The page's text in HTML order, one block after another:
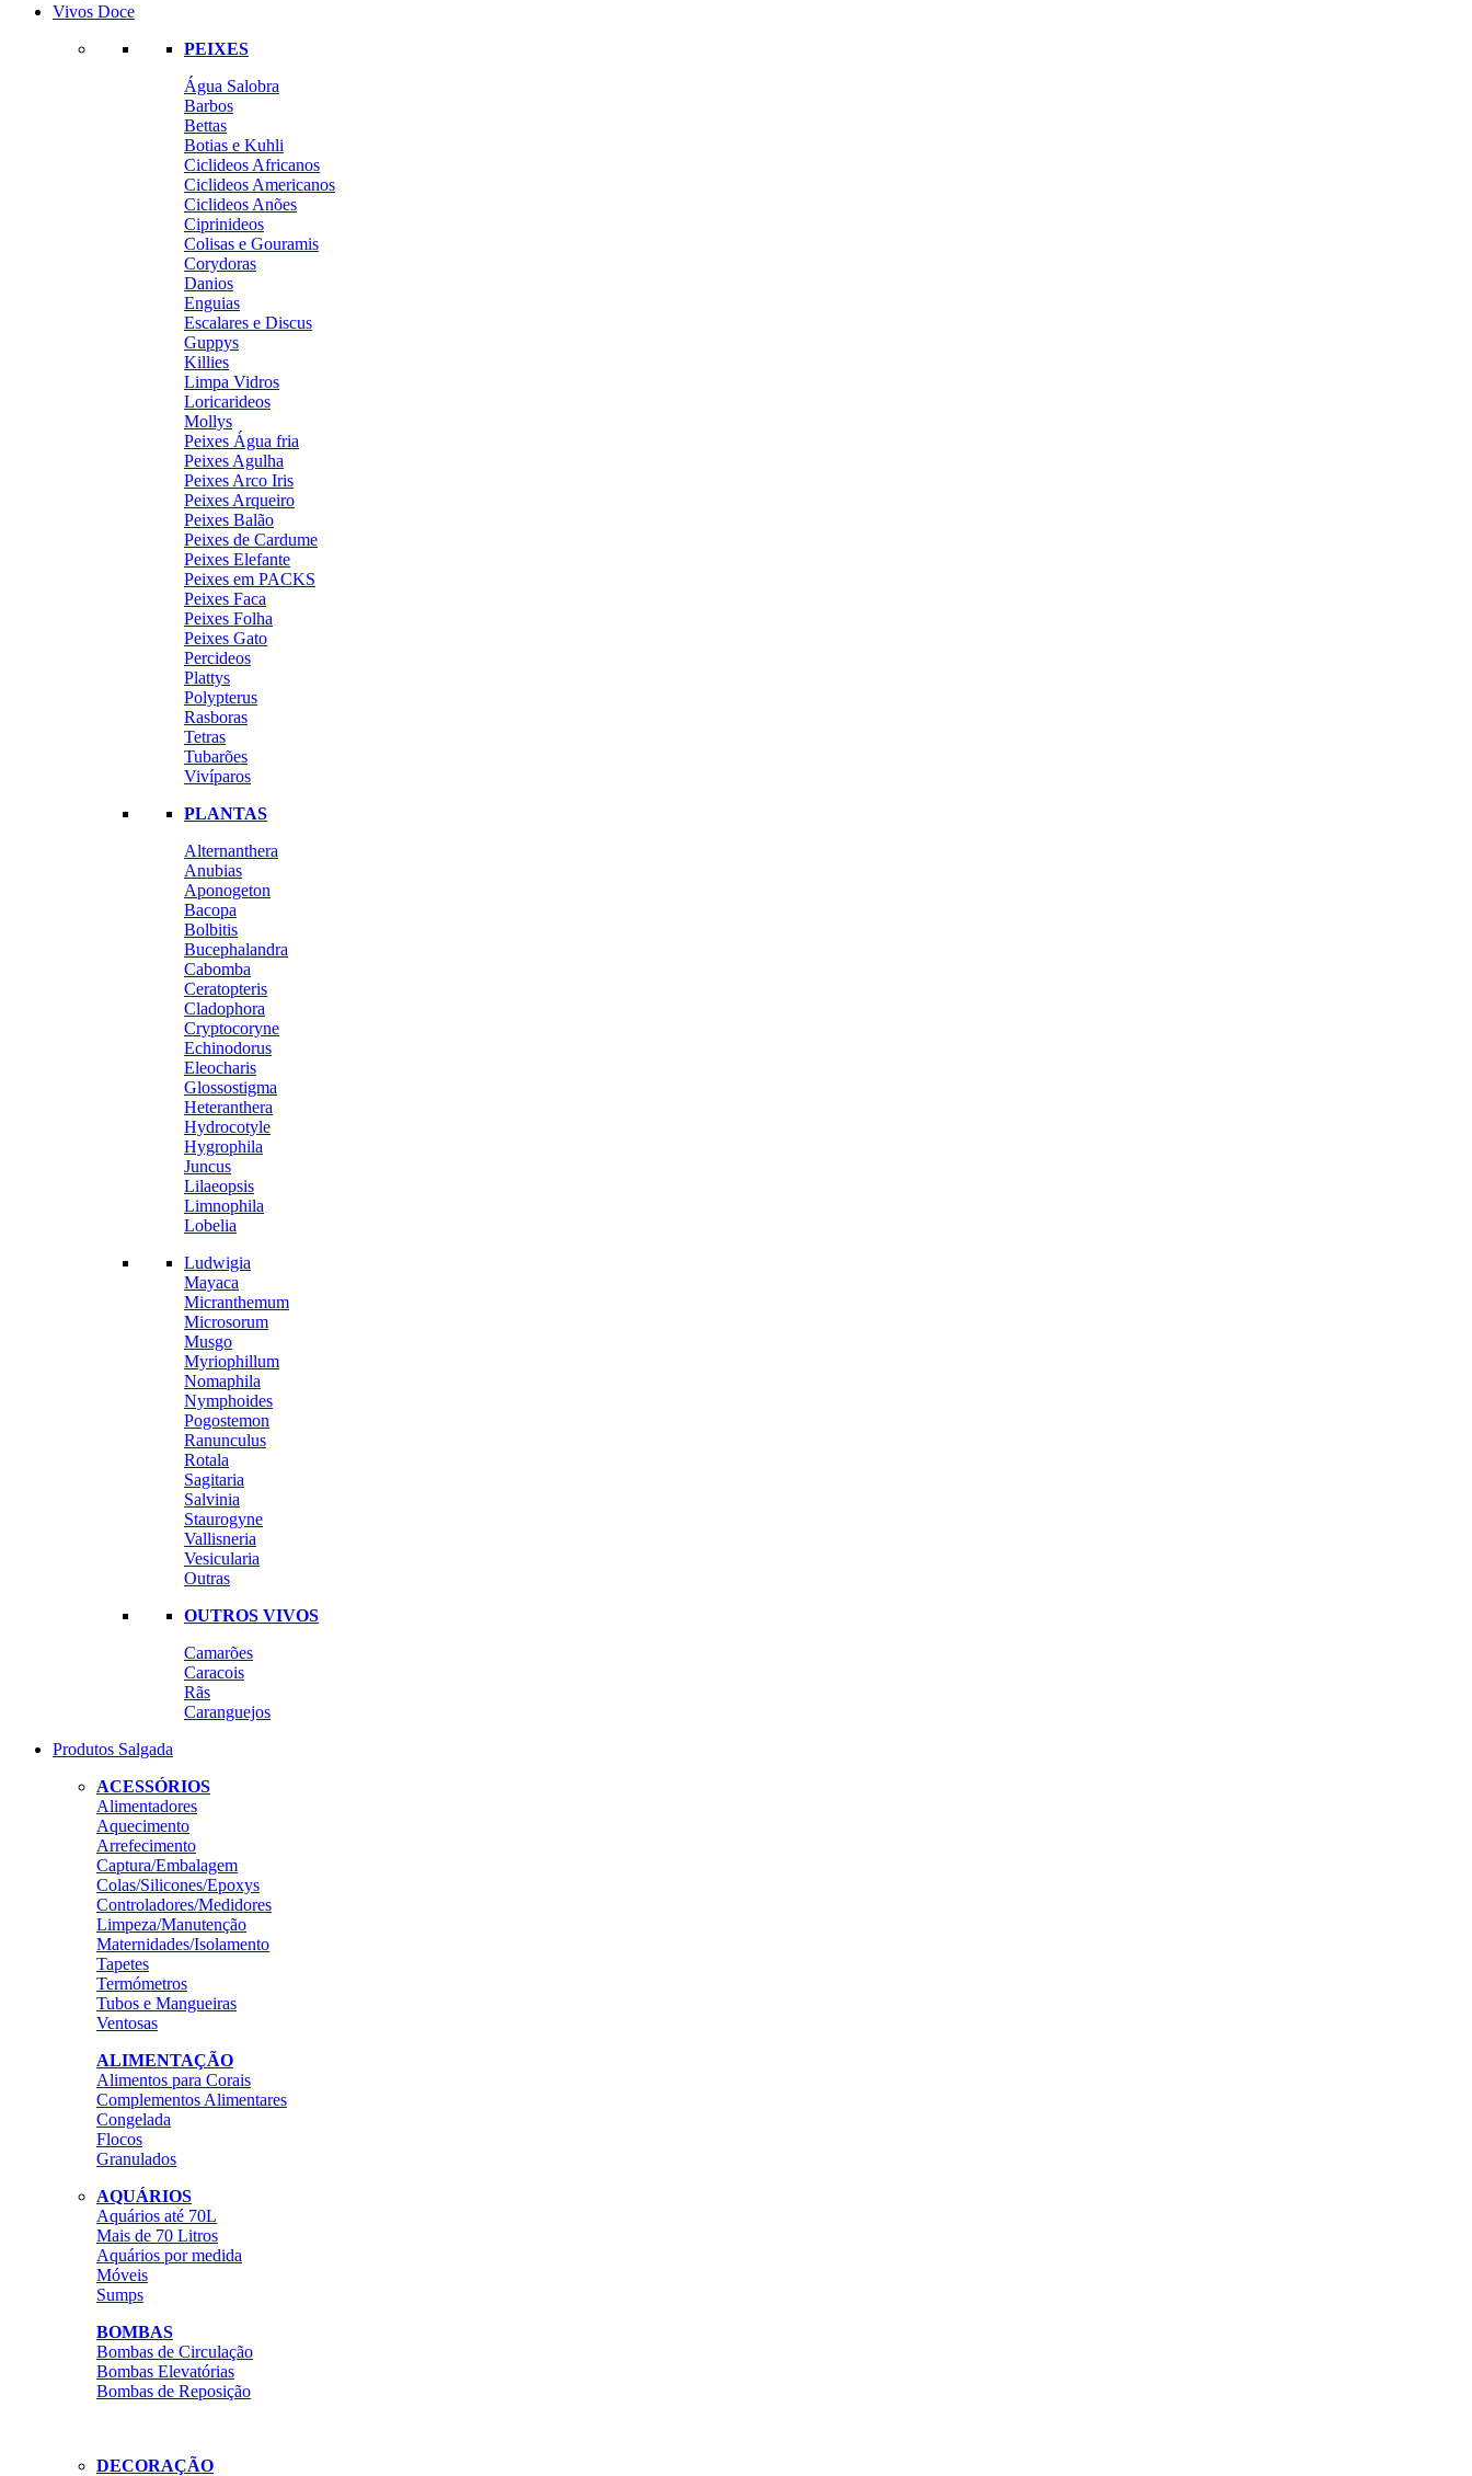
Vivos Doce
PEIXES
Água Salobra
Barbos
Bettas
Botias e Kuhli
Ciclideos Africanos
Ciclideos Americanos
Ciclideos Anões
Ciprinideos
Colisas e Gouramis
Corydoras
Danios
Enguias
Escalares e Discus
Guppys
Killies
Limpa Vidros
Loricarideos
Mollys
Peixes Água fria
Peixes Agulha
Peixes Arco Iris
Peixes Arqueiro
Peixes Balão
Peixes de Cardume
Peixes Elefante
Peixes em PACKS
Peixes Faca
Peixes Folha
Peixes Gato
Percideos
Plattys
Polypterus
Rasboras
Tetras
Tubarões
Vivíparos
PLANTAS
Alternanthera
Anubias
Aponogeton
Bacopa
Bolbitis
Bucephalandra
Cabomba
Ceratopteris
Cladophora
Cryptocoryne
Echinodorus
Eleocharis
Glossostigma
Heteranthera
Hydrocotyle
Hygrophila
Juncus
Lilaeopsis
Limnophila
Lobelia
Ludwigia
Mayaca
Micranthemum
Microsorum
Musgo
Myriophillum
Nomaphila
Nymphoides
Pogostemon
Ranunculus
Rotala
Sagitaria
Salvinia
Staurogyne
Vallisneria
Vesicularia
Outras
OUTROS VIVOS
Camarões
Caracois
Rãs
Caranguejos
Produtos Salgada
ACESSÓRIOS
Alimentadores
Aquecimento
Arrefecimento
Captura/Embalagem
Colas/Silicones/Epoxys
Controladores/Medidores
Limpeza/Manutenção
Maternidades/Isolamento
Tapetes
Termómetros
Tubos e Mangueiras
Ventosas
ALIMENTAÇÃO
Alimentos para Corais
Complementos Alimentares
Congelada
Flocos
Granulados
AQUÁRIOS
Aquários até 70L
Mais de 70 Litros
Aquários por medida
Móveis
Sumps
BOMBAS
Bombas de Circulação
Bombas Elevatórias
Bombas de Reposição
DECORAÇÃO